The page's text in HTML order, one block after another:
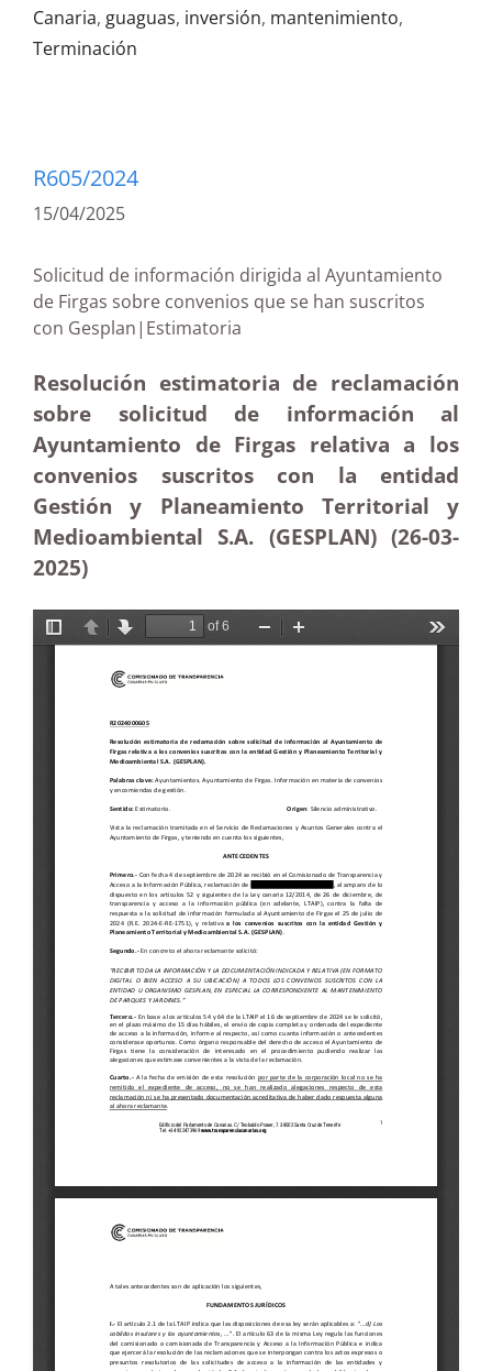
Canaria, guaguas, inversión, mantenimiento,
Terminación
R605/2024
15/04/2025
Solicitud de información dirigida al Ayuntamiento
de Firgas sobre convenios que se han suscritos
con Gesplan|Estimatoria
Resolución estimatoria de reclamación
sobre solicitud de información al
Ayuntamiento de Firgas relativa a los
convenios suscritos con la entidad
Gestión y Planeamiento Territorial y
Medioambiental S.A. (GESPLAN) (26-03-
2025)